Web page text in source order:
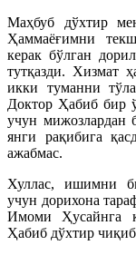
Маҳбуб дўхтир
Ҳаммаёғимни
керак бўлган
тутқазди. Хизмат
икки туманни
Доктор Ҳабиб бир
учун мижозлардан
янги рақибига
ажабмас.
Хуллас, ишимни
учун дорихона
Имоми Ҳусайнга
Ҳабиб дўхтир